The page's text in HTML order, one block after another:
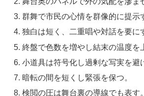
群舞で市民の心情を群像的に提示
独白は短く、二重唱や対話を要に
終盤で色数を増やし結末の温度を
小道具は符号化し過剰な写実を避
暗転の間を短くし緊張を保つ。
検閲の圧は舞台裏の導線でも表す。